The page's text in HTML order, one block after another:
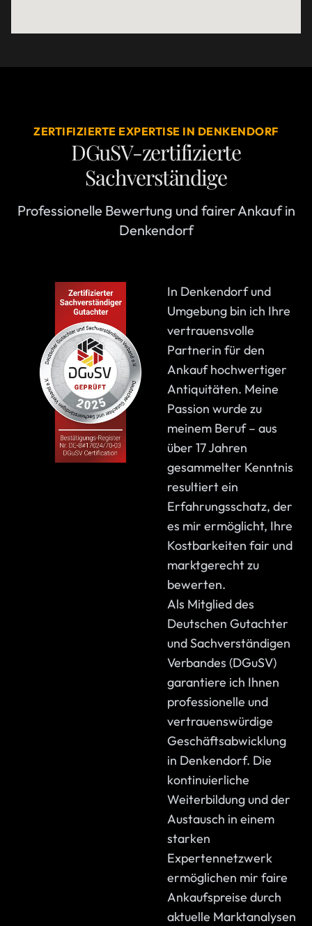
ZERTIFIZIERTE EXPERTISE IN DENKENDORF
DGuSV-zertifizierte
Sachverständige
Professionelle Bewertung und fairer Ankauf in
Denkendorf
In Denkendorf und
Umgebung bin ich Ihre
vertrauensvolle
Partnerin für den
Ankauf hochwertiger
Antiquitäten. Meine
Passion wurde zu
meinem Beruf – aus
über 17 Jahren
gesammelter Kenntnis
resultiert ein
Erfahrungsschatz, der
es mir ermöglicht, Ihre
Kostbarkeiten fair und
marktgerecht zu
bewerten.
Als Mitglied des
Deutschen Gutachter
und Sachverständigen
Verbandes (DGuSV)
garantiere ich Ihnen
professionelle und
vertrauenswürdige
Geschäftsabwicklung
in Denkendorf. Die
kontinuierliche
Weiterbildung und der
Austausch in einem
starken
Expertennetzwerk
ermöglichen mir faire
Ankaufspreise durch
aktuelle Marktanalysen